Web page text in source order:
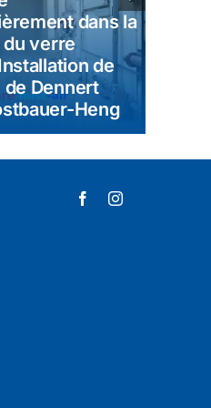
dans la
verre
de
Dennert
Heng